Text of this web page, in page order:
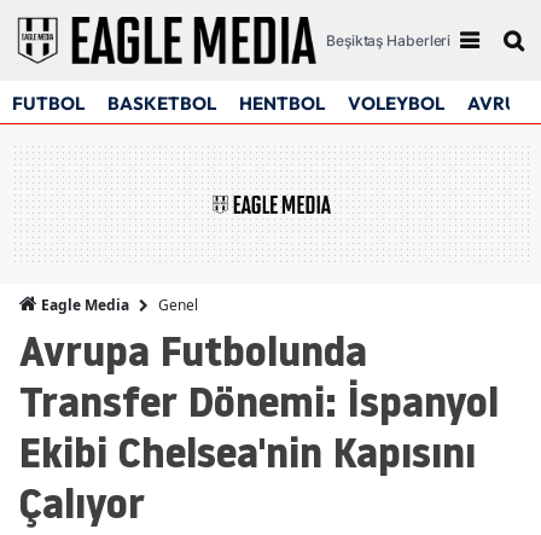
Beşiktaş Haberleri
FUTBOL BASKETBOL HENTBOL VOLEYBOL
Eagle Media Genel
Avrupa Futbolunda
Transfer Dönemi: İspanyol
Ekibi Chelsea'nin Kapısını
Çalıyor